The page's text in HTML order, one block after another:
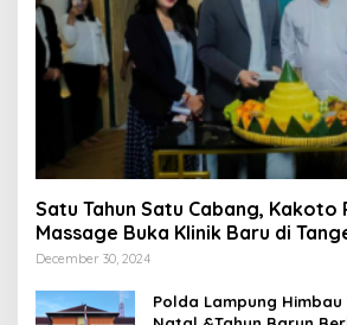
Satu Tahun Satu Cabang,
Massage Buka Klinik Baru di
December 30, 2024
Polda Lampung